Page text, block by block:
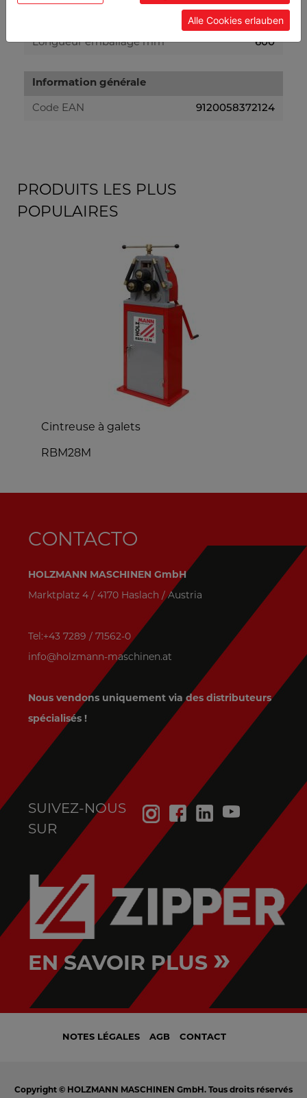
350
Longueur emballage mm 600
Information générale
Code EAN 9120058372124
PRODUITS LES PLUS
POPULAIRES
Cintreuse à galets
RBM28M
CONTACTO
HOLZMANN MASCHINEN GmbH
Marktplatz 4 / 4170 Haslach / Austria
Tel:+43 7289 / 71562-0
info@holzmann-maschinen.at
Nous vendons uniquement via des distributeurs
spécialisés !
SUIVEZ-NOUS
SUR
EN SAVOIR PLUS »
NOTES LÉGALES AGB CONTACT
Copyright © HOLZMANN MASCHINEN GmbH. Tous droits réservés
Alle Cookies erlauben